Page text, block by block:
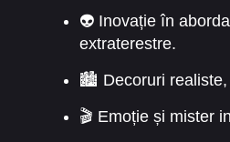
👽 Inovație în
extraterestre.
🏙️ Decoruri realiste,
🎬 Emoție și mister